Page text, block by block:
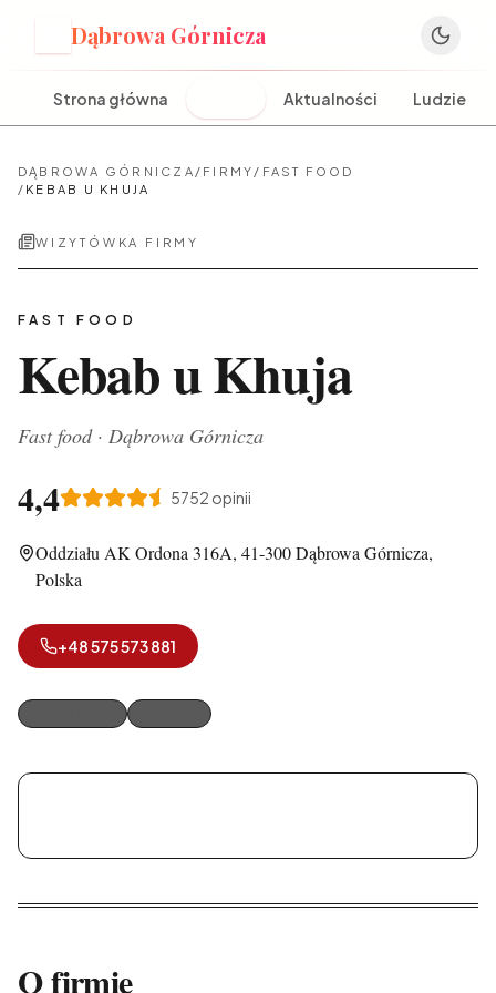
Dąbrowa Górnicza
Strona główna Aktualności Ludzie
DĄBROWA GÓRNICZA / FIRMY / FAST FOOD
/ KEBAB U KHUJA
WIZYTÓWKA FIRMY
FAST FOOD
Kebab u Khuja
Fast food· Dąbrowa Górnicza
4,4 5752 opinii
Oddziału AK Ordona 316A, 41-300 Dąbrowa Górnicza,
Polska
+48 575 573 881
O firmie